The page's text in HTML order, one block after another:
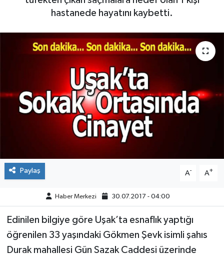
hastanede hayatını kaybetti.
Paylaş A- A+
Haber Merkezi 30.07.2017 - 04:00
Edinilen bilgiye göre Uşak’ta esnaflık yaptığı
öğrenilen 33 yaşındaki Gökmen Şevk isimli şahıs
Durak mahallesi Gün Sazak Caddesi üzerinde
SAĞLIK
EKONOMİ
ÇEVRE
BİLİM VE TEKNOLOJİ
KAMPANYALAR
KÜLTÜR-SANAT
Puan Durumu ve Fikstür
Son Dakika Haberleri
Haber Arşivi